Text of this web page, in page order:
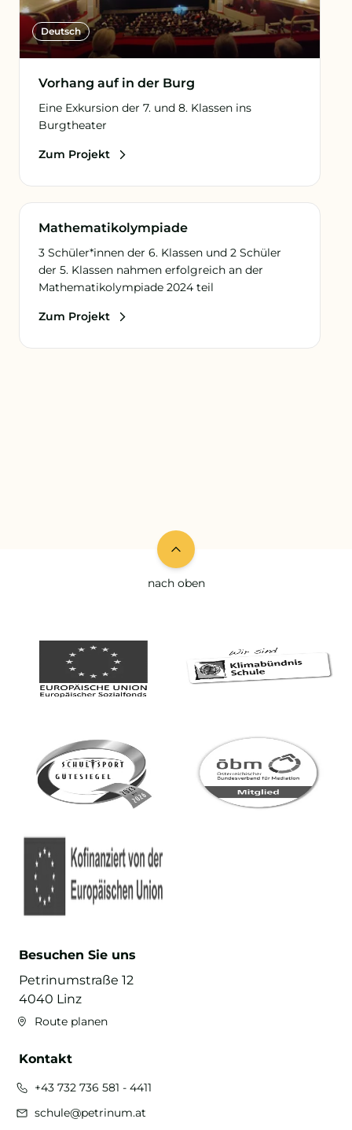
Deutsch
Vorhang auf in der Burg
Eine Exkursion der 7. und 8. Klassen ins
Burgtheater
Zum Projekt
Mathematik
Mathematik­olympiade
3 Schüler*innen der 6. Klassen und 2 Schüler
der 5. Klassen nahmen erfolgreich an der
Mathematikolympiade 2024 teil
Zum Projekt
nach oben
Besuchen Sie uns
Petrinumstraße 12
4040 Linz
Route planen
Kontakt
+43 732 736 581 - 4411
schule@petrinum.at